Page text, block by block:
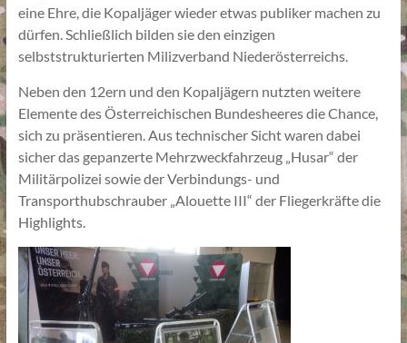
eine Ehre, die Kopaljäger wieder etwas publiker machen zu
dürfen. Schließlich bilden sie den einzigen
selbststrukturierten Milizverband Niederösterreichs.
Neben den 12ern und den Kopaljägern nutzten weitere
Elemente des Österreichischen Bundesheeres die Chance,
sich zu präsentieren. Aus technischer Sicht waren dabei
sicher das gepanzerte Mehrzweckfahrzeug „Husar“ der
Militärpolizei sowie der Verbindungs- und
Transporthubschrauber „Alouette III“ der Fliegerkräfte die
Highlights.